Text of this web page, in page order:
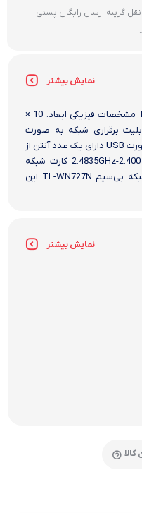
گزینه ارسال رایگان پستی
نمایش بیشتر
کارت شبکه TP-LINK TL-WN727N USB مشخصات فیزیکی ابعاد: 10 ×
قابلیت برقراری شبکه به صورت
بی‌سیم (Wi-Fi) قابلیت اتصال از طریق پورت USB دارای یک عدد آنتن از
نوع داخلی محدوده فرکانس بی‌سیم: 2.400-2.4835GHz کارت شبکه
TP-LINK TL-WN727N USB • کارت شبکه بی‌سیم TL-WN727N این
نمایش بیشتر
کالا